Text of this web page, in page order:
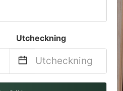
Utcheckning
Navigate